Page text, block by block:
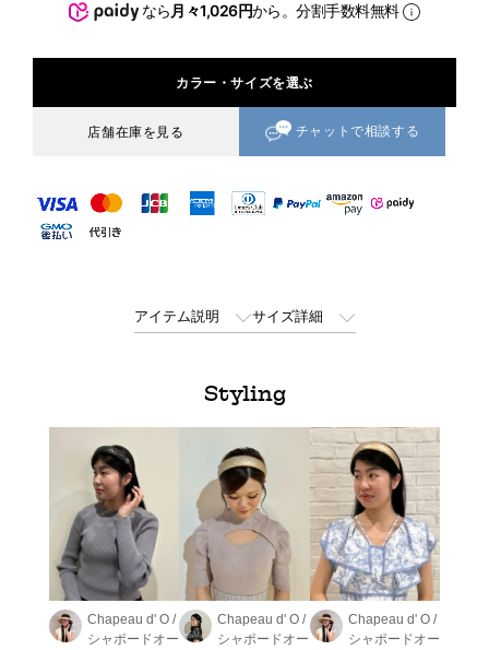
なら月々1,026円から。分割手数料無料
カラー・サイズを選ぶ
店舗在庫を見る チャットで相談する
アイテム説明 サイズ詳細
Styling
Chapeau d' O /
シャポードオー
Chapeau d' O /
シャポードオー
Chapeau d' O /
シャポードオー